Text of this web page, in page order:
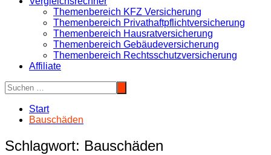
Themenbereich KFZ Versicherung
Themenbereich Privathaftpflichtversicherung
Themenbereich Hausratversicherung
Themenbereich Gebäudeversicherung
Themenbereich Rechtsschutzversicherung
Affiliate
Start
Bauschäden
Schlagwort: Bauschäden